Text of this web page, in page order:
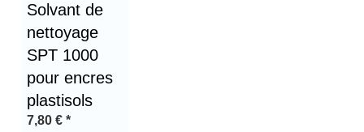
Solvant de
nettoyage
SPT 1000
pour encres
plastisols
7,80 € *